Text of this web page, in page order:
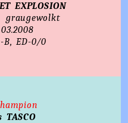
EXPLOSION
graugewolkt
B, ED-0/0